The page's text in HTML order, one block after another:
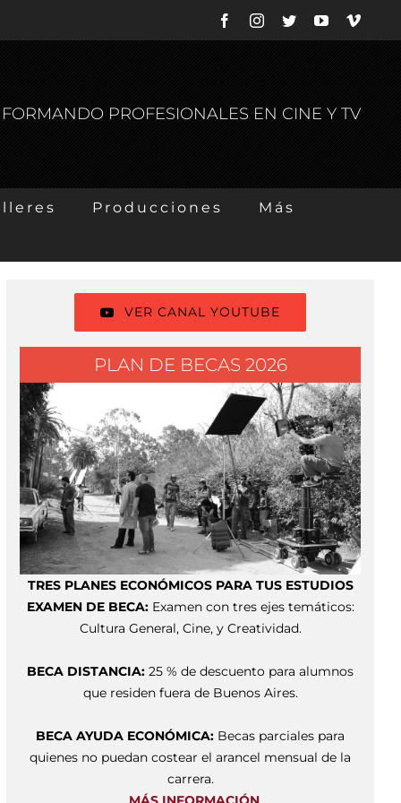
FacebookInstagram
TwitterYouTubeVimeo
PROFESIONALES EN CINE Y TV
Producciones Más
VER CANAL YOUTUBE
PLAN DE BECAS 2026
TRES PLANES ECONÓMICOS PARA TUS ESTUDIOS
EXAMEN DE BECA: Examen con tres ejes temáticos:
Cultura General, Cine, y Creatividad.
BECA DISTANCIA:25 % de descuento para alumnos
que residen fuera de Buenos Aires.
BECA AYUDA ECONÓMICA: Becas parciales para
quienes no puedan costear el arancel mensual de la
carrera.